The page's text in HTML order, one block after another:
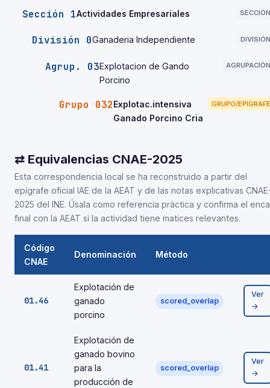
Sección 1Actividades Empresariales SECCIÓN
División 0Ganaderia Independiente DIVISIÓN
Agrup. 03Explotacion de Gando
Porcino
AGRUPACIÓN
Grupo 032Explotac.intensiva
Ganado Porcino Cria
GRUPO/EPÍGRAFE
⇄ Equivalencias CNAE-2025
Esta correspondencia local se ha reconstruido a partir del
epígrafe oficial IAE de la AEAT y de las notas explicativas
2025 del INE. Úsala como referencia práctica y confirma el
final con la AEAT si la actividad tiene matices relevantes.
Código
CNAE
Denominación Método
01.46
Explotación de
ganado
porcino
scored_overlap
Ver
→
01.41
Explotación de
ganado bovino
para la
producción de
scored_overlap
Ver
→